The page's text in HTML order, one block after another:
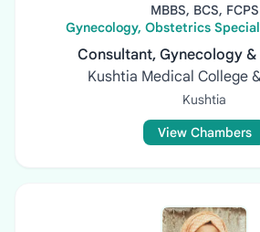
MBBS, BCS, FCPS
Gynecology, Obstetrics
Consultant, Gynecology
Kushtia Medical College
Kushtia
View Chambers